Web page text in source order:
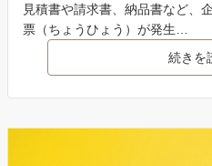
見積書や請求書、納品書など、
票（ちょうひょう）が発生…
続きを